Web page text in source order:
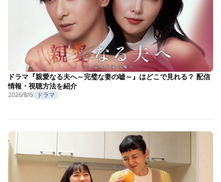
ドラマ『親愛なる夫へ～完璧な妻の嘘～』はどこで見れる？ 配信
情報・視聴方法を紹介
2026/8/6 ドラマ